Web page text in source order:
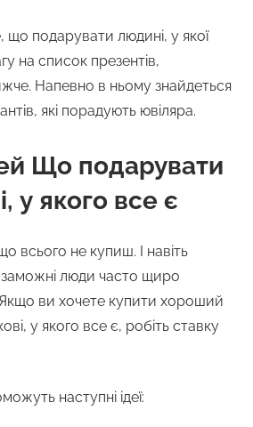
що подарувати людині, у якої
на список презентів,
Напевно в ньому знайдеться
які порадують ювіляра.
Що подарувати
у якого все є
всього не купиш. І навіть
заможні люди часто щиро
Якщо ви хочете купити хороший
у якого все є, робіть ставку
наступні ідеї: